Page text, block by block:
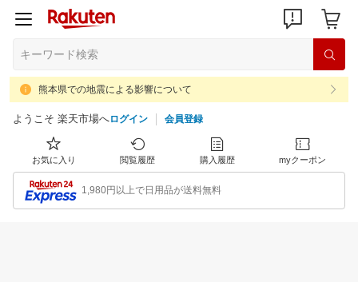
熊本県での地震による影響について
ようこそ 楽天市場へログイン 会員登録
お気に入り 閲覧履歴 購入履歴 myクーポン
1,980円以上で日用品が送料無料